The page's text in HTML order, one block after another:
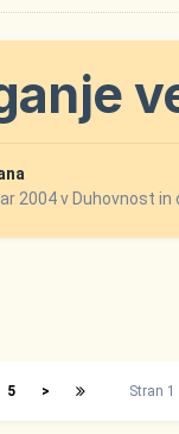
2004v Duhovnost in
5 > Stran